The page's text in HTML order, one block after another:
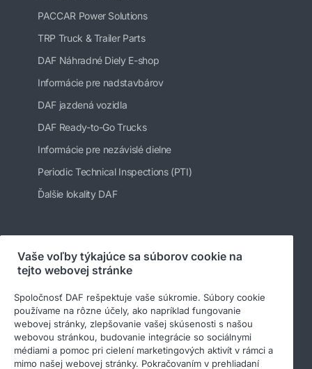
PACCAR Power Solutions
TRP Truck & Trailer Parts
DAF Náhradné Diely E-shop
Informácie pre nadstavbárov
DAF jazdená vozidla
DAF Ready-to-Go Trucks
Informácie pre nezávislé dielne
Periodic Technical Inspections (PTI)
Ďalšie lokality DAF
Sledujte nás
Vaše voľby týkajúce sa súborov cookie na
tejto webovej stránke
Spoločnosť DAF rešpektuje vaše súkromie. Súbory cookie
používame na rôzne účely, ako napríklad fungovanie
webovej stránky, zlepšovanie vašej skúsenosti s našou
webovou stránkou, budovanie integrácie so sociálnymi
médiami a pomoc pri cielení marketingových aktivít v rámci a
mimo našej webovej stránky. Pokračovaním v prehliadaní